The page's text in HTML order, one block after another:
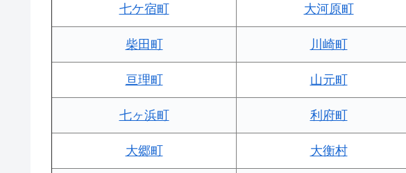
七ケ宿町 大河原町
柴田町 川崎町
亘理町 山元町
七ヶ浜町 利府町
大郷町 大衡村